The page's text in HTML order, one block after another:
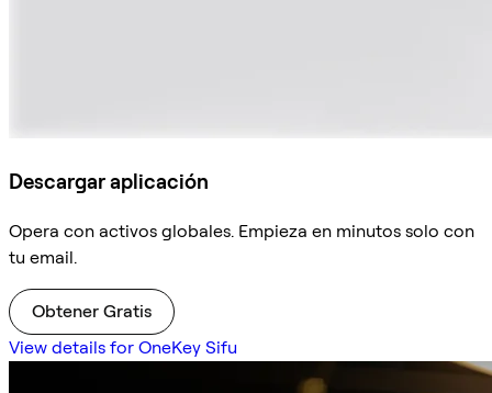
Descargar aplicación
Opera con activos globales. Empieza en minutos solo con
tu email.
Obtener Gratis
View details for OneKey Sifu